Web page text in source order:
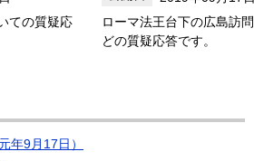
ての質疑応
ローマ法王台下の広島訪
どの質疑応答です。
年9月17日）